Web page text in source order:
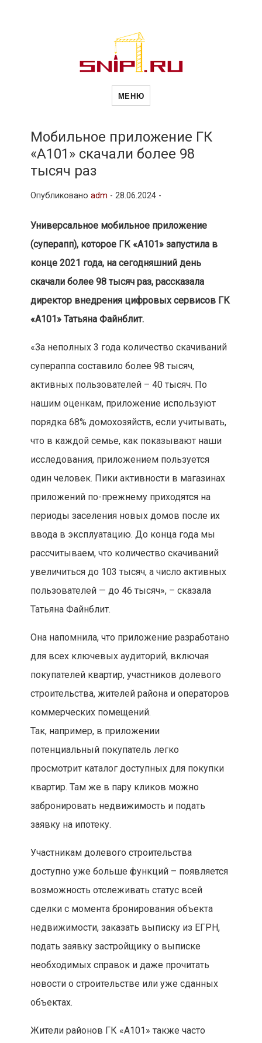
Новости
другие связанные со стройкой
рубрики
МЕНЮ
Мобильное приложение ГК
«А101» скачали более 98
тысяч раз
Опубликовано adm - 28.06.2024 -
Универсальное мобильное приложение
(суперапп), которое ГК «А101» запустила в
конце 2021 года, на сегодняшний день
скачали более 98 тысяч раз, рассказала
директор внедрения цифровых сервисов ГК
«А101» Татьяна Файнблит.
«За неполных 3 года количество скачиваний
супераппа составило более 98 тысяч,
активных пользователей – 40 тысяч. По
нашим оценкам, приложение используют
порядка 68% домохозяйств, если учитывать,
что в каждой семье, как показывают наши
исследования, приложением пользуется
один человек. Пики активности в магазинах
приложений по-прежнему приходятся на
периоды заселения новых домов после их
ввода в эксплуатацию. До конца года мы
рассчитываем, что количество скачиваний
увеличиться до 103 тысяч, а число активных
пользователей — до 46 тысяч», – сказала
Татьяна Файнблит.
Она напомнила, что приложение разработано
для всех ключевых аудиторий, включая
покупателей квартир, участников долевого
строительства, жителей района и операторов
коммерческих помещений.
Так, например, в приложении
потенциальный покупатель легко
просмотрит каталог доступных для покупки
квартир. Там же в пару кликов можно
забронировать недвижимость и подать
заявку на ипотеку.
Участникам долевого строительства
доступно уже больше функций – появляется
возможность отслеживать статус всей
сделки с момента бронирования объекта
недвижимости, заказать выписку из ЕГРН,
подать заявку застройщику о выписке
необходимых справок и даже прочитать
новости о строительстве или уже сданных
объектах.
Жители районов ГК «А101» также часто